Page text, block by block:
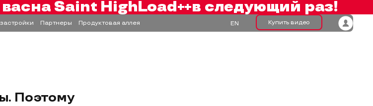
на Saint HighLoad++в следующий раз!
Партнеры Продуктовая аллея EN Купить видео
Поэтому